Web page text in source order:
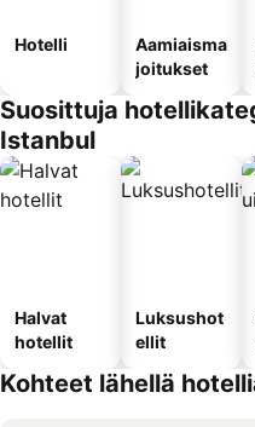
Hotelli
Aamiaisma
joitukset
Suosittuja
Istanbul
Halvat
hotellit
Luksushot
ellit
Kohteet lähellä